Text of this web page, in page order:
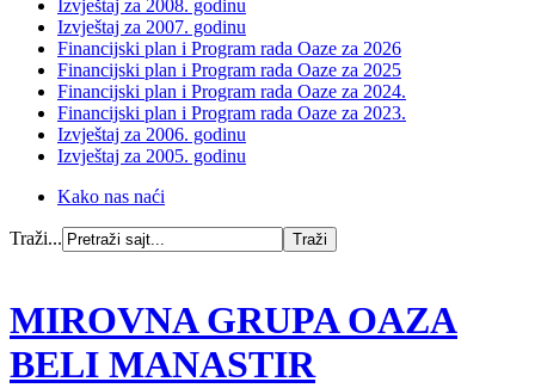
Izvještaj za 2008. godinu
Izvještaj za 2007. godinu
Financijski plan i Program rada Oaze za 2026
Financijski plan i Program rada Oaze za 2025
Financijski plan i Program rada Oaze za 2024.
Financijski plan i Program rada Oaze za 2023.
Izvještaj za 2006. godinu
Izvještaj za 2005. godinu
Kako nas naći
Traži...
MIROVNA GRUPA OAZA
BELI MANASTIR